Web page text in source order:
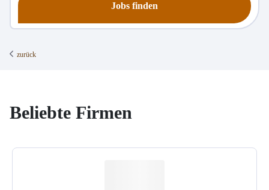
Jobs finden
zurück
Beliebte Firmen